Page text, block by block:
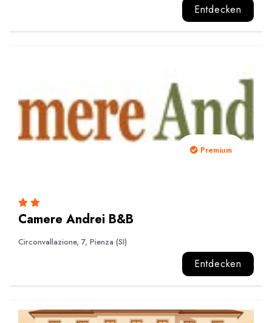
Entdecken
Premium
Camere Andrei B&B
Circonvallazione, 7, Pienza (SI)
Entdecken